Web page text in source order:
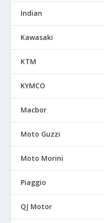
Indian
Kawasaki
KTM
KYMCO
Macbor
Moto Guzzi
Moto Morini
Piaggio
QJ Motor